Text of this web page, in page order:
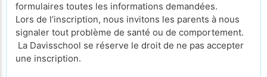
formulaires toutes les informations demandées.
Lors de l’inscription, nous invitons les parents à nous
signaler tout problème de santé ou de comportement.
La Davisschool se réserve le droit de ne pas accepter
une inscription.